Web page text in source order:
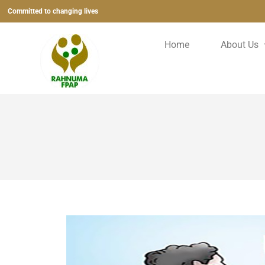
Committed to changing lives
Home About Us